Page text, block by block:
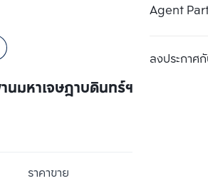
Agent
ลงประกาศกั
นมหาเจษฎาบดินทร์ฯ 2
ราคาขาย
เปรียบเทียบ